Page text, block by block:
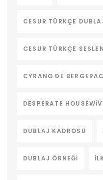
CESUR TÜRKÇE
CESUR TÜRKÇE
CYRANO DE BERGERAC
DESPERATE
DUBLAJ KADROSU
DUBLAJ ÖRNEĞI